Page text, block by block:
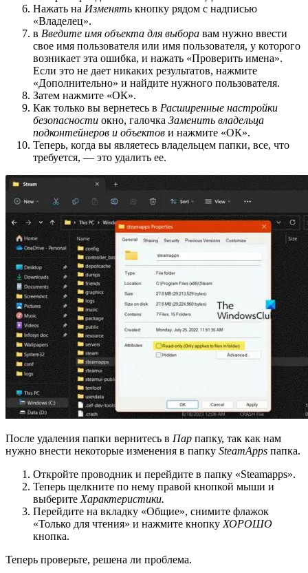
Нажать на Изменять кнопку рядом с надписью
«Владелец».
в Введите имя объекта для выбора вам нужно ввести
свое имя пользователя или имя пользователя, у которого
возникает эта ошибка, и нажать «Проверить имена».
Если это не дает никаких результатов, нажмите
«Дополнительно» и найдите нужного пользователя.
Затем нажмите «ОК».
Как только вы вернетесь в Расширенные настройки
безопасности окно, галочка Заменить владельца
подконтейнеров и объектов и нажмите «ОК».
Теперь, когда вы являетесь владельцем папки, все, что
требуется, — это удалить ее.
После удаления папки вернитесь в Пар папку, так как нам
нужно внести некоторые изменения в папку SteamApps папка.
Откройте проводник и перейдите в папку «Steamapps».
Теперь щелкните по нему правой кнопкой мыши и
выберите Характеристики.
Перейдите на вкладку «Общие», снимите флажок
«Только для чтения» и нажмите кнопку ХОРОШО
кнопка.
Теперь проверьте, решена ли проблема.